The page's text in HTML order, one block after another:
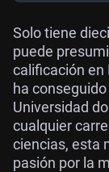
Solo tiene
puede
calificación en
ha
Universidad
cualquier
ciencias, esta
pasión por la